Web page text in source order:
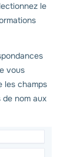
le
vous
les champs
de nom aux